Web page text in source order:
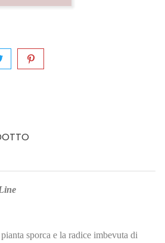
sporca e la radice imbevuta di